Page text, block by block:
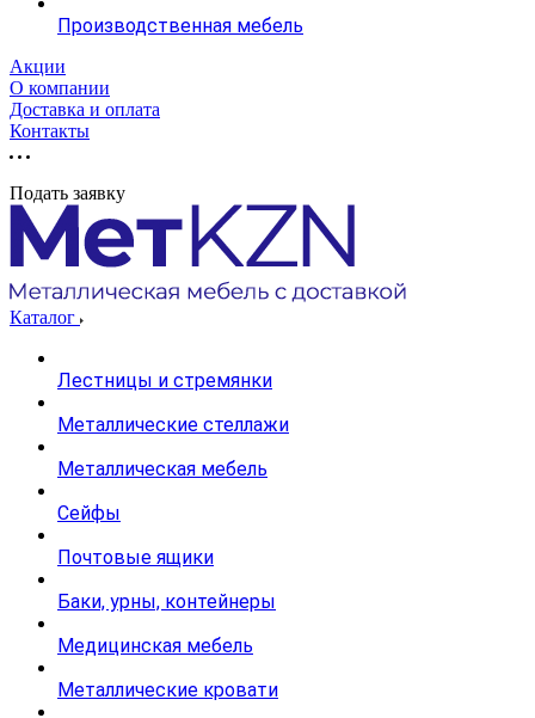
Производственная мебель
Акции
О компании
Доставка и оплата
Контакты
Подать заявку
Каталог
Лестницы и стремянки
Металлические стеллажи
Металлическая мебель
Сейфы
Почтовые ящики
Баки, урны, контейнеры
Медицинская мебель
Металлические кровати